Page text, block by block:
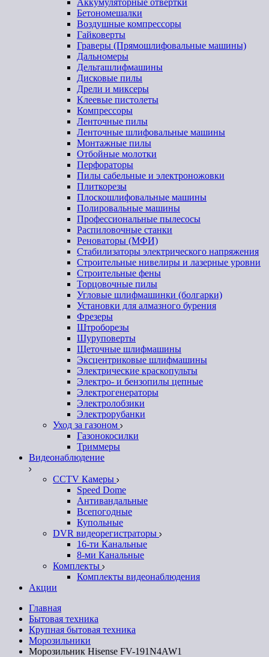
Аккумуляторные отвертки
Бетономешалки
Воздушные компрессоры
Гайковерты
Граверы (Прямошлифовальные машины)
Дальномеры
Дельташлифмашины
Дисковые пилы
Дрели и миксеры
Клеевые пистолеты
Компрессоры
Ленточные пилы
Ленточные шлифовальные машины
Монтажные пилы
Отбойные молотки
Перфораторы
Пилы сабельные и электроножовки
Плиткорезы
Плоскошлифовальные машины
Полировальные машины
Профессиональные пылесосы
Распиловочные станки
Реноваторы (МФИ)
Стабилизаторы электрического напряжения
Строительные нивелиры и лазерные уровни
Строительные фены
Торцовочные пилы
Угловые шлифмашинки (болгарки)
Установки для алмазного бурения
Фрезеры
Штроборезы
Шуруповерты
Щеточные шлифмашины
Эксцентриковые шлифмашины
Электрические краскопульты
Электро- и бензопилы цепные
Электрогенераторы
Электролобзики
Электрорубанки
Уход за газоном
Газонокосилки
Триммеры
Видеонаблюдение
CCTV Камеры
Speed Dome
Антивандальные
Всепогодные
Купольные
DVR видеорегистраторы
16-ти Канальные
8-ми Канальные
Комплекты
Комплекты видеонаблюдения
Акции
Главная
Бытовая техника
Крупная бытовая техника
Морозильники
Морозильник Hisense FV-191N4AW1